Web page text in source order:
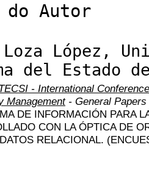
Autor
López,
del Estado
- International
Management- General Papers
DE INFORMACIÓN PARA
CON LA ÓPTICA DE
RELACIONAL.